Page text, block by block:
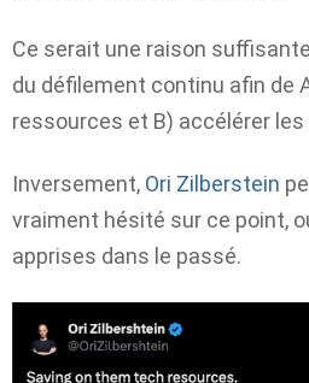
Ce serait une raison
du défilement continu afin de
ressources et B) accélérer les
Inversement, Ori Zilberstein
vraiment hésité sur ce point,
apprises dans le passé.